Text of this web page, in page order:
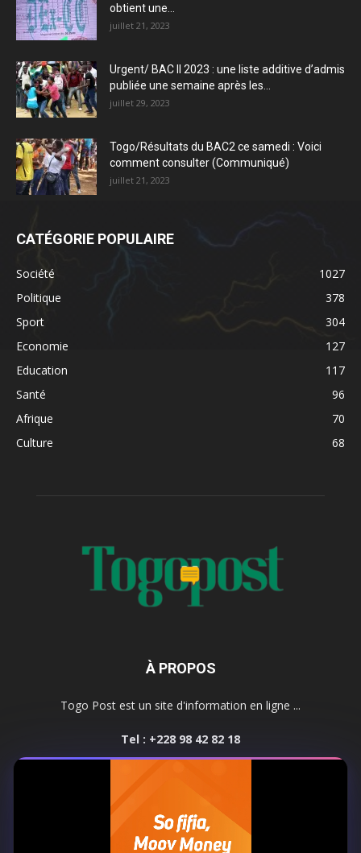
obtient une...
juillet 21, 2023
Urgent/ BAC II 2023 : une liste additive d’admis
publiée une semaine après les...
juillet 29, 2023
Togo/Résultats du BAC2 ce samedi : Voici
comment consulter (Communiqué)
juillet 21, 2023
CATÉGORIE POPULAIRE
Société
1027
Politique
378
Sport
304
Economie
127
Education
117
Santé
96
Afrique
70
Culture
68
À PROPOS
Togo Post est un site d'information en ligne ...
Tel : +228 98 42 82 18
SUIVEZ NOUS